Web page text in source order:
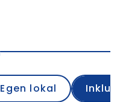
Egen lokal